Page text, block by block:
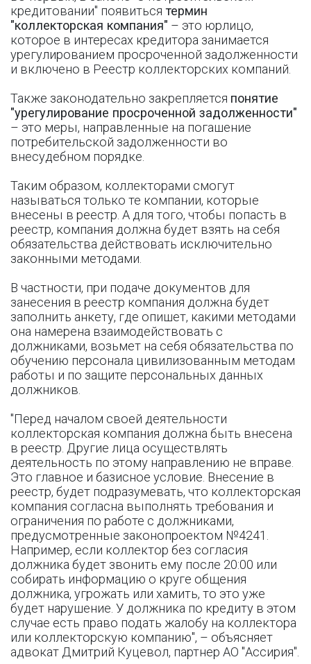
кредитовании" появиться термин
"коллекторская компания" – это юрлицо,
которое в интересах кредитора занимается
урегулированием просроченной задолженности
и включено в Реестр коллекторских компаний.
Также законодательно закрепляется понятие
"урегулирование просроченной задолженности"
– это меры, направленные на погашение
потребительской задолженности во
внесудебном порядке.
Таким образом, коллекторами смогут
называться только те компании, которые
внесены в реестр. А для того, чтобы попасть в
реестр, компания должна будет взять на себя
обязательства действовать исключительно
законными методами.
В частности, при подаче документов для
занесения в реестр компания должна будет
заполнить анкету, где опишет, какими методами
она намерена взаимодействовать с
должниками, возьмет на себя обязательства по
обучению персонала цивилизованным методам
работы и по защите персональных данных
должников.
"Перед началом своей деятельности
коллекторская компания должна быть внесена
в реестр. Другие лица осуществлять
деятельность по этому направлению не вправе.
Это главное и базисное условие. Внесение в
реестр, будет подразумевать, что коллекторская
компания согласна выполнять требования и
ограничения по работе с должниками,
предусмотренные законопроектом №4241.
Например, если коллектор без согласия
должника будет звонить ему после 20:00 или
собирать информацию о круге общения
должника, угрожать или хамить, то это уже
будет нарушение. У должника по кредиту в этом
случае есть право подать жалобу на коллектора
или коллекторскую компанию", – объясняет
адвокат Дмитрий Куцевол, партнер АО "Ассирия".